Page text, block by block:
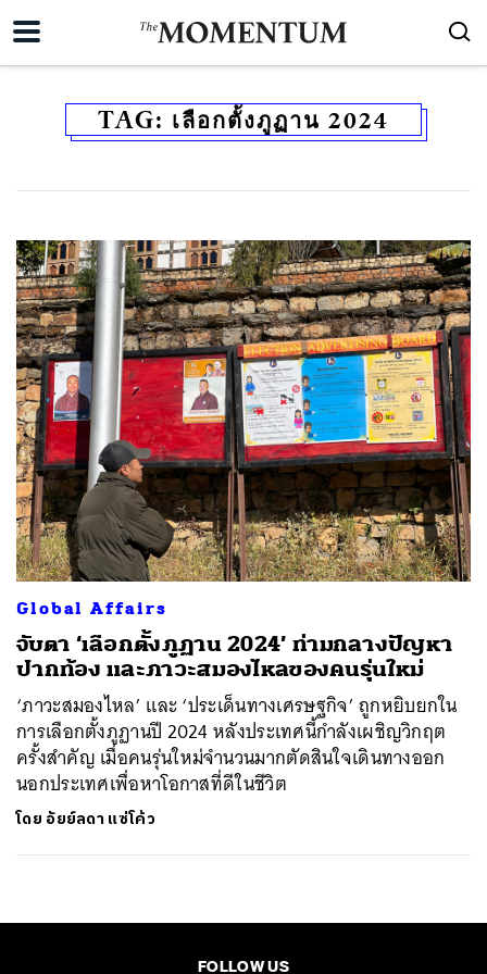
TAG: เลือกตั้งภูฏาน 2024
Global Affairs
จับตา ‘เลือกตั้งภูฏาน 2024’ ท่ามกลางปัญหา
ปากท้อง และภาวะสมองไหลของคนรุ่นใหม่
‘ภาวะสมองไหล’ และ ‘ประเด็นทางเศรษฐกิจ’ ถูกหยิบยกใน
การเลือกตั้งภูฏานปี 2024 หลังประเทศนี้กำลังเผชิญวิกฤต
ครั้งสำคัญ เมื่อคนรุ่นใหม่จำนวนมากตัดสินใจเดินทางออก
นอกประเทศเพื่อหาโอกาสที่ดีในชีวิต
โดย อัยย์ลดา แซ่โค้ว
FOLLOW US
ค้นหา
SHARE TWEET LINE EMAIL